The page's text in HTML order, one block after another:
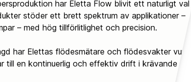
har Eletta Flow blivit ett naturligt val
stöder ett brett spektrum av applikationer –
– med hög tillförlitlighet och precision.
har Elettas flödesmätare och flödesvakter vunnit
till en kontinuerlig och effektiv drift i krävande